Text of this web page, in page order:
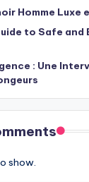
Homme Luxe
to Safe and
: Une
show.